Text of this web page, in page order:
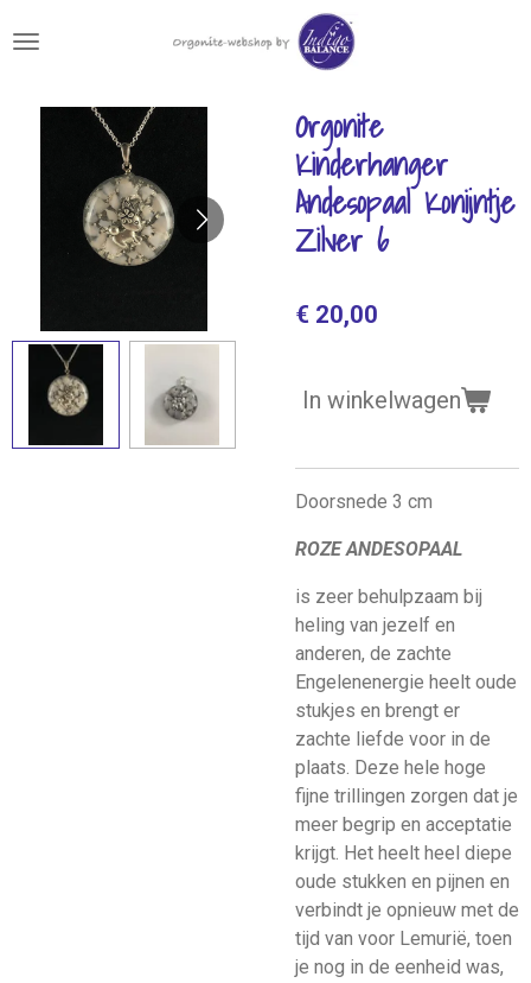
direct
hoofdinhoud
Orgonite
Kinderhanger
Andesopaal Konijntje
Zilver 6
€ 20,00
In winkelwagen
Doorsnede 3 cm
ROZE ANDESOPAAL
is zeer behulpzaam bij
heling van jezelf en
anderen, de zachte
Engelenenergie heelt oude
stukjes en brengt er
zachte liefde voor in de
plaats. Deze hele hoge
fijne trillingen zorgen dat je
meer begrip en acceptatie
krijgt. Het heelt heel diepe
oude stukken en pijnen en
verbindt je opnieuw met de
tijd van voor Lemurië, toen
je nog in de eenheid was,